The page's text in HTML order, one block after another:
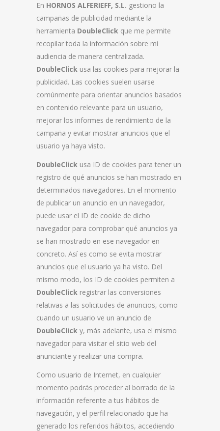
En HORNOS ALFERIEFF, S.L. gestiono la
campañas de publicidad mediante la
herramienta DoubleClick que me permite
recopilar toda la información sobre mi
audiencia de manera centralizada.
DoubleClick usa las cookies para mejorar la
publicidad. Las cookies suelen usarse
comúnmente para orientar anuncios basados
en contenido relevante para un usuario,
mejorar los informes de rendimiento de la
campaña y evitar mostrar anuncios que el
usuario ya haya visto.
DoubleClick usa ID de cookies para tener un
registro de qué anuncios se han mostrado en
determinados navegadores. En el momento
de publicar un anuncio en un navegador,
puede usar el ID de cookie de dicho
navegador para comprobar qué anuncios ya
se han mostrado en ese navegador en
concreto. Así es como se evita mostrar
anuncios que el usuario ya ha visto. Del
mismo modo, los ID de cookies permiten a
DoubleClick registrar las conversiones
relativas a las solicitudes de anuncios, como
cuando un usuario ve un anuncio de
DoubleClick y, más adelante, usa el mismo
navegador para visitar el sitio web del
anunciante y realizar una compra.
Como usuario de Internet, en cualquier
momento podrás proceder al borrado de la
información referente a tus hábitos de
navegación, y el perfil relacionado que ha
generado los referidos hábitos, accediendo